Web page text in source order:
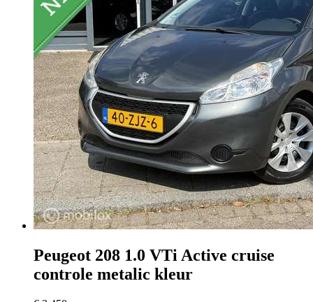
Peugeot 208 1.0 VTi Active cruise
controle metalic kleur